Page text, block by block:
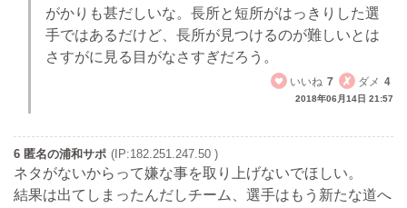
がかりも甚だしいな。長所と短所がはっきりした選
手ではあるだけど、長所が見つけるのが難しいとは
さすがに見る目がなさすぎだろう。
いいね 7 ダメ 4
2018年06月14日 21:57
6 匿名の浦和サポ (IP:182.251.247.50 )
ネタがないからって嫌な事を取り上げないでほしい。
結果は出てしまったんだしチーム、選手はもう新たな道へ